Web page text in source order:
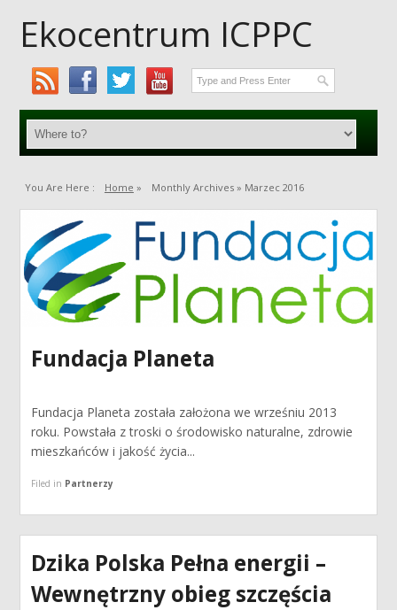
Ekocentrum ICPPC
You Are Here : Home » Monthly Archives » Marzec 2016
Fundacja Planeta
Fundacja Planeta została założona we wrześniu 2013
roku. Powstała z troski o środowisko naturalne, zdrowie
mieszkańców i jakość życia...
Filed in Partnerzy
Dzika Polska Pełna energii –
Wewnętrzny obieg szczęścia